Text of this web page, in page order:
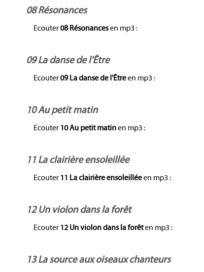
08 Résonances
Ecouter08 Résonancesen mp3 :
09 La danse de l'Être
Ecouter09 La danse de l'Êtreen mp3 :
10 Au petit matin
Ecouter 10 Au petit matinen mp3 :
11 La clairière ensoleillée
Ecouter 11 La clairière ensoleilléeen mp3 :
12 Un violon dans la forêt
Ecouter 12 Un violon dans la forêten mp3 :
13 La source aux oiseaux chanteurs